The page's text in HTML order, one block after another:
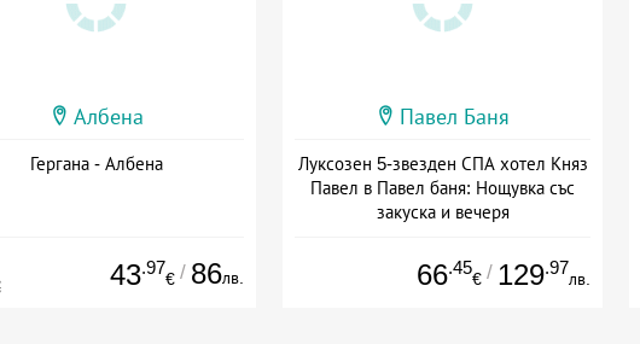
Албена
Гергана - Албена
43.97
€ / 86лв.
Павел Баня
Луксозен 5-звезден СПА хотел Княз
Павел в Павел баня: Нощувка със
закуска и вечеря
66.45
€ / 129.97
лв.